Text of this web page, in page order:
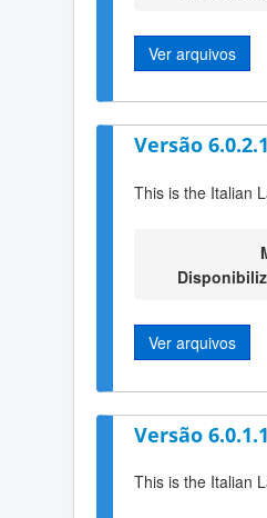
Ver arquivos
Versão 6.0.2.1
This is the Italian
Ver arquivos
Versão 6.0.1.1
This is the Italian